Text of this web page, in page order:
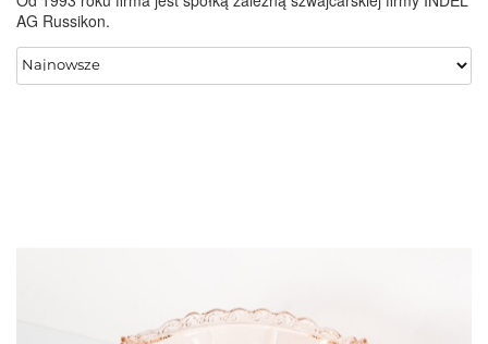
AG Russikon.